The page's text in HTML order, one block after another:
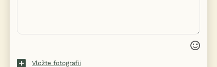
Vložte fotografii